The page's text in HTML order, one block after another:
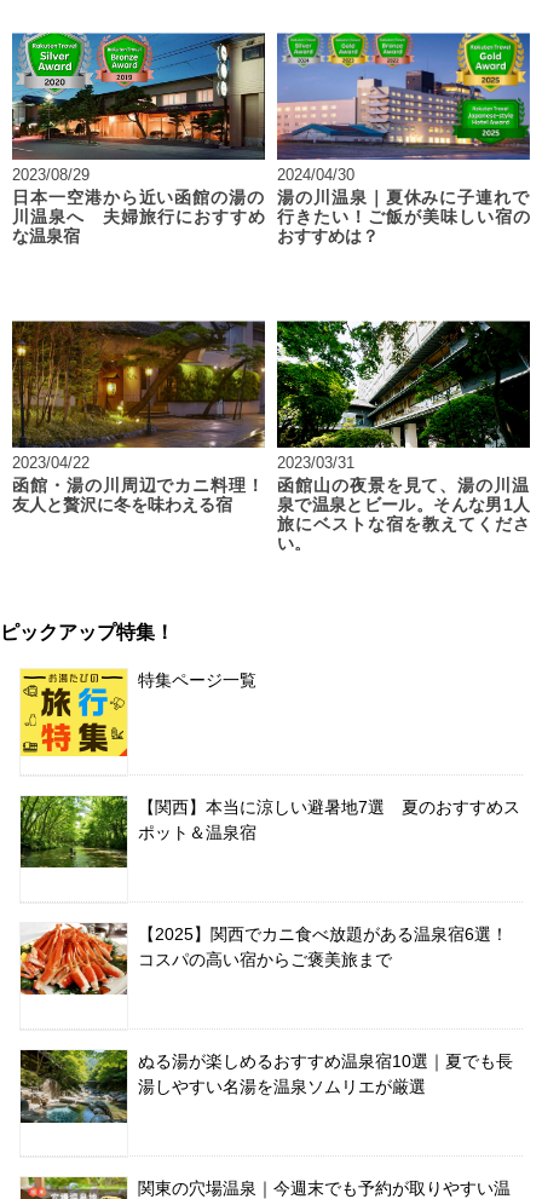
2023/08/29
日本一空港から近い函館の湯の
川温泉へ 夫婦旅行におすすめ
な温泉宿
2024/04/30
湯の川温泉｜夏休みに子連れで
行きたい！ご飯が美味しい宿の
おすすめは？
2023/04/22
函館・湯の川周辺でカニ料理！
友人と贅沢に冬を味わえる宿
2023/03/31
函館山の夜景を見て、湯の川温
泉で温泉とビール。そんな男1人
旅にベストな宿を教えてくださ
い。
ピックアップ特集！
特集ページ一覧
【関西】本当に涼しい避暑地7選 夏のおすすめス
ポット＆温泉宿
【2025】関西でカニ食べ放題がある温泉宿6選！
コスパの高い宿からご褒美旅まで
ぬる湯が楽しめるおすすめ温泉宿10選｜夏でも長
湯しやすい名湯を温泉ソムリエが厳選
関東の穴場温泉｜今週末でも予約が取りやすい温